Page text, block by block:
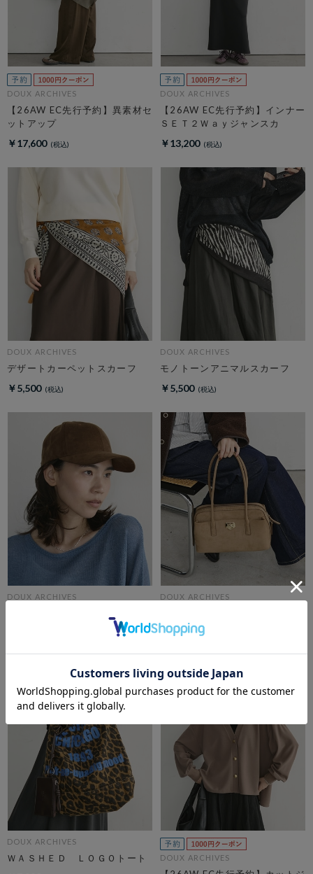
DOUX ARCHIVES
【26AW EC先行予約】異素材セ
ットアップ
￥17,600
DOUX ARCHIVES
【26AW EC先行予約】インナー
ＳＥＴ２Ｗａｙジャンスカ
￥13,200
DOUX ARCHIVES
デザートカーペットスカーフ
￥5,500
DOUX ARCHIVES
モノトーンアニマルスカーフ
￥5,500
DOUX ARCHIVES DOUX ARCHIVES
￥15,400
DOUX ARCHIVES
ＷＡＳＨＥＤ ＬＯＧＯトート DOUX ARCHIVES